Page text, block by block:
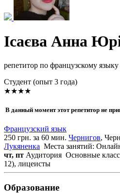
Ісаєва Анна
репетитор по французскому языку
Cтудент (опыт 3 года)
★★★★
В данный момент этот репетитор не
Французский язык
250 грн. за 60 мин. Чернигов,
Лукяненка Места занятий:
чт, пт Аудитория Основные
12), лицеисты
Образование